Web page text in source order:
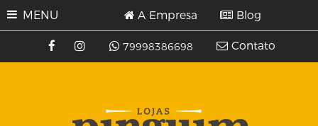
MENU
79998386698
A Empresa Blog
Contato